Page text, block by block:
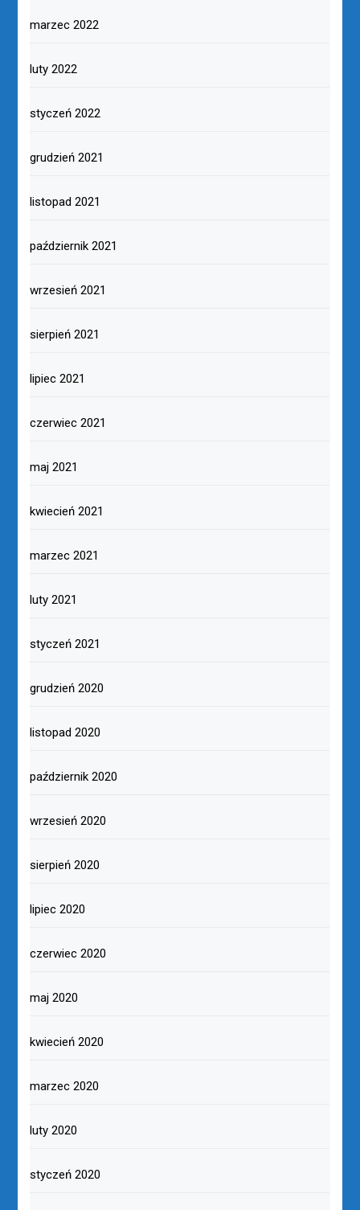
marzec 2022
luty 2022
styczeń 2022
grudzień 2021
listopad 2021
październik 2021
wrzesień 2021
sierpień 2021
lipiec 2021
czerwiec 2021
maj 2021
kwiecień 2021
marzec 2021
luty 2021
styczeń 2021
grudzień 2020
listopad 2020
październik 2020
wrzesień 2020
sierpień 2020
lipiec 2020
czerwiec 2020
maj 2020
kwiecień 2020
marzec 2020
luty 2020
styczeń 2020